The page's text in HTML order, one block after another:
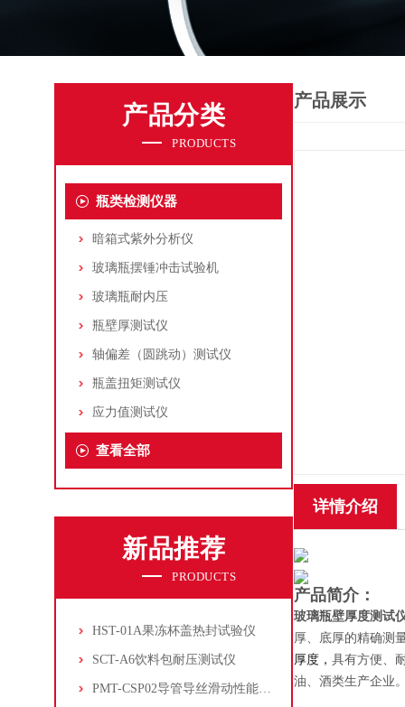
产品分类
PRODUCTS
瓶类检测仪器
暗箱式紫外分析仪
玻璃瓶摆锤冲击试验机
玻璃瓶耐内压
瓶壁厚测试仪
轴偏差（圆跳动）测试仪
瓶盖扭矩测试仪
应力值测试仪
查看全部
新品推荐
PRODUCTS
HST-01A果冻杯盖热封试验仪
SCT-A6饮料包耐压测试仪
PMT-CSP02导管导丝滑动性能测试仪
产品展示
详情介绍
产品简介：
玻璃瓶壁厚度测试
厚、底厚的精确测
厚度， 具有方便、
油、酒类生产企业